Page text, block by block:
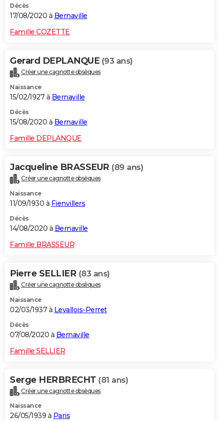
Décès
17/08/2020 à Bernaville
Famille COZETTE
Gerard DEPLANQUE (93 ans)
Créer une cagnotte obsèques
Naissance
15/02/1927 à Bernaville
Décès
15/08/2020 à Bernaville
Famille DEPLANQUE
Jacqueline BRASSEUR (89 ans)
Créer une cagnotte obsèques
Naissance
11/09/1930 à Fienvillers
Décès
14/08/2020 à Bernaville
Famille BRASSEUR
Pierre SELLIER (83 ans)
Créer une cagnotte obsèques
Naissance
02/03/1937 à Levallois-Perret
Décès
07/08/2020 à Bernaville
Famille SELLIER
Serge HERBRECHT (81 ans)
Créer une cagnotte obsèques
Naissance
26/05/1939 à Paris